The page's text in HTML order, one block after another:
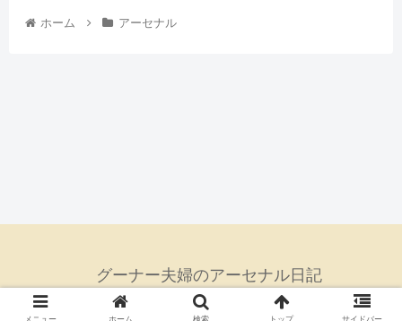
ホーム アーセナル
グーナー夫婦のアーセナル日記
© 2024 グーナー夫婦のアーセナル日記.
メニュー ホーム 検索 トップ サイドバー